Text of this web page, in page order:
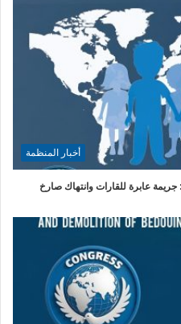
أخبار المنظمة
جريمة عابرة للقارات وانتهاك صارخ